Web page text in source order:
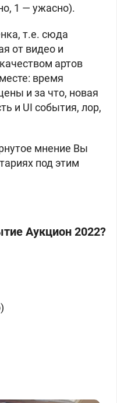
1 — ужасно).
т.е. сюда
от видео и
артов
время
и за что, новая
и UI события, лор,
мнение Вы
под этим
Аукцион 2022?